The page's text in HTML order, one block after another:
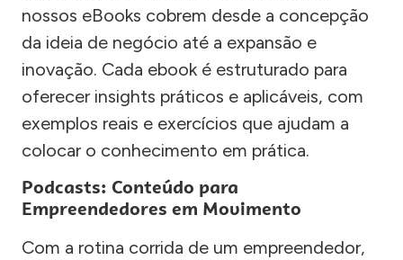
nossos eBooks cobrem desde a concepção
da ideia de negócio até a expansão e
inovação. Cada ebook é estruturado para
oferecer insights práticos e aplicáveis, com
exemplos reais e exercícios que ajudam a
colocar o conhecimento em prática.
Podcasts: Conteúdo para
Empreendedores em Movimento
Com a rotina corrida de um empreendedor,